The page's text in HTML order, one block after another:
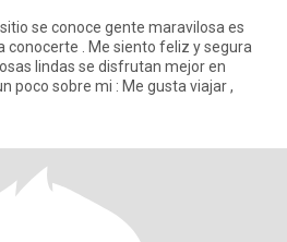
conocerte . Me siento feliz y segura
lindas se disfrutan mejor en
poco sobre mi : Me gusta viajar ,